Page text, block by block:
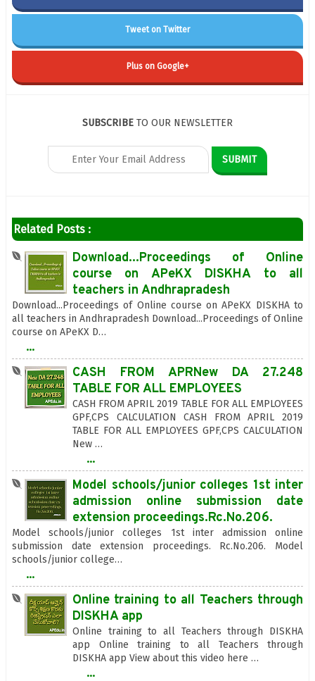
Tweet on Twitter
Plus on Google+
SUBSCRIBE TO OUR NEWSLETTER
Related Posts :
Download...Proceedings of Online
course on APeKX DISKHA to all
teachers in Andhrapradesh
Download...Proceedings of Online course on APeKX DISKHA to
all teachers in Andhrapradesh Download...Proceedings of Online
course on APeKX D…
...
CASH FROM APRNew DA 27.248
TABLE FOR ALL EMPLOYEES
CASH FROM APRIL 2019 TABLE FOR ALL EMPLOYEES
GPF,CPS CALCULATION CASH FROM APRIL 2019
TABLE FOR ALL EMPLOYEES GPF,CPS CALCULATION
New …
...
Model schools/junior colleges 1st inter
admission online submission date
extension proceedings.Rc.No.206.
Model schools/junior colleges 1st inter admission online
submission date extension proceedings. Rc.No.206. Model
schools/junior college…
...
Online training to all Teachers through
DISKHA app
Online training to all Teachers through DISKHA
app Online training to all Teachers through
DISKHA app View about this video here …
...